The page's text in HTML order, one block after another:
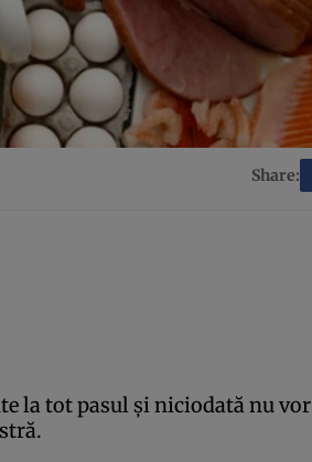
Share:
la tot pasul şi niciodată nu vor